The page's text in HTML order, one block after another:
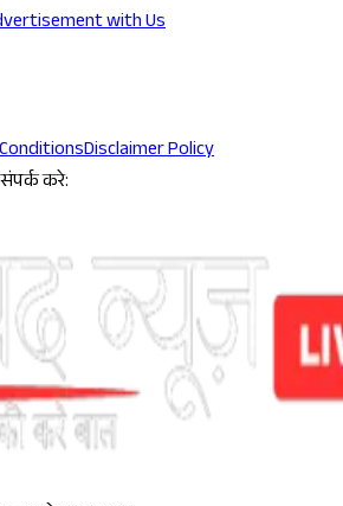
with Us
Disclaimer Policy
करे: